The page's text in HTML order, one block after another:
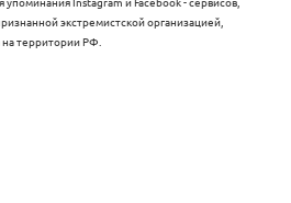
экстремистской организацией,
территории РФ.